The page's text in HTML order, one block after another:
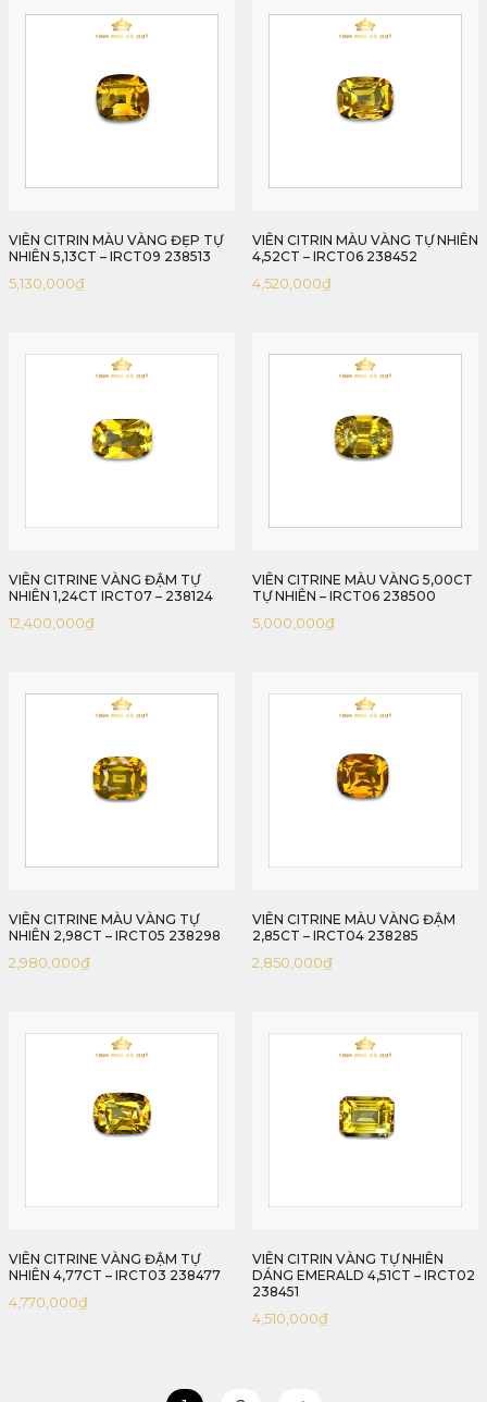
VIÊN CITRIN MÀU VÀNG ĐẸP TỰ
NHIÊN 5,13CT – IRCT09 238513
5,130,000₫
VIÊN CITRIN MÀU VÀNG TỰ NHIÊN
4,52CT – IRCT06 238452
4,520,000₫
VIÊN CITRINE VÀNG ĐẬM TỰ
NHIÊN 1,24CT IRCT07 – 238124
12,400,000₫
VIÊN CITRINE MÀU VÀNG 5,00CT
TỰ NHIÊN – IRCT06 238500
5,000,000₫
VIÊN CITRINE MÀU VÀNG TỰ
NHIÊN 2,98CT – IRCT05 238298
2,980,000₫
VIÊN CITRINE MÀU VÀNG ĐẬM
2,85CT – IRCT04 238285
2,850,000₫
VIÊN CITRINE VÀNG ĐẬM TỰ
NHIÊN 4,77CT – IRCT03 238477
4,770,000₫
VIÊN CITRIN VÀNG TỰ NHIÊN
DÁNG EMERALD 4,51CT – IRCT02
238451
4,510,000₫